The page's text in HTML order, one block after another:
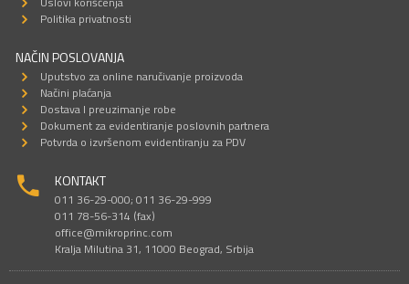
Politika privatnosti
NAČIN POSLOVANJA
Uputstvo za online naručivanje proizvoda
Načini plaćanja
Dostava I preuzimanje robe
Dokument za evidentiranje poslovnih partnera
Potvrda o izvršenom evidentiranju za PDV
KONTAKT
011 36-29-000; 011 36-29-999
011 78-56-314 (fax)
office@mikroprinc.com
Kralja Milutina 31, 11000 Beograd, Srbija